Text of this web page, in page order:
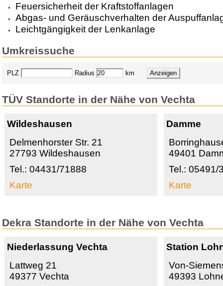
Feuersicherheit der Kraftstoffanlagen
Abgas- und Geräuschverhalten der
Leichtgängigkeit der Lenkanlage
Umkreissuche
PLZ Radius km
TÜV Standorte in der Nähe von Vechta
Wildeshausen
Delmenhorster Str. 21
27793 Wildeshausen
Tel.: 04431/71888
Karte
Damme
49401
Tel.: 05491/
Karte
Dekra Standorte in der Nähe von Vechta
Niederlassung Vechta
Lattweg 21
49377 Vechta
Station
Von-
49393